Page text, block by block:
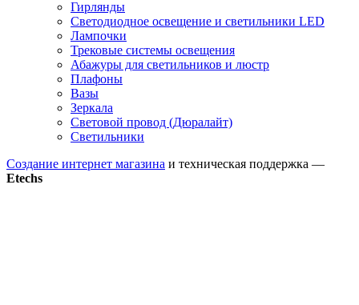
Гирлянды
Светодиодное освещение и светильники LED
Лампочки
Трековые системы освещения
Абажуры для светильников и люстр
Плафоны
Вазы
Зеркала
Световой провод (Дюралайт)
Светильники
Создание интернет магазина и техническая поддержка —
Etechs